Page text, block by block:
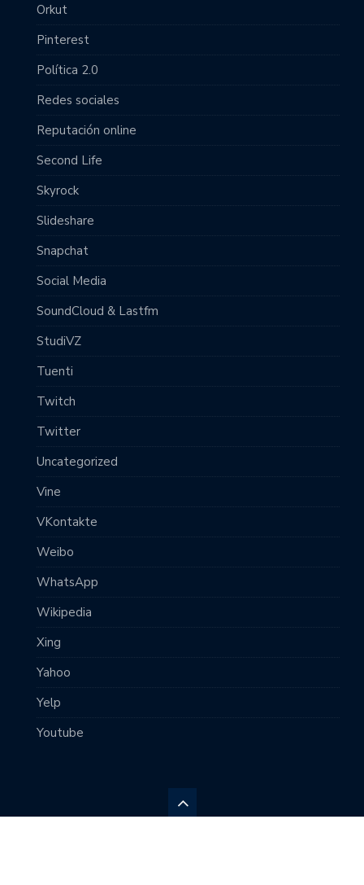
Orkut
Pinterest
Política 2.0
Redes sociales
Reputación online
Second Life
Skyrock
Slideshare
Snapchat
Social Media
SoundCloud & Lastfm
StudiVZ
Tuenti
Twitch
Twitter
Uncategorized
Vine
VKontakte
Weibo
WhatsApp
Wikipedia
Xing
Yahoo
Yelp
Youtube